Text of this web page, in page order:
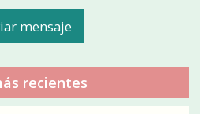
recientes